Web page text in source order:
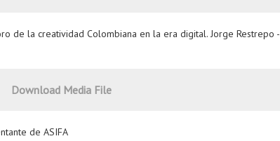
de la creatividad Colombiana en la era digital. Jorge Restrepo -
Download Media File
de ASIFA